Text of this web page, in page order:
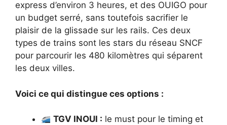
express d’environ 3 heures, et des OUIGO pour
un budget serré, sans toutefois sacrifier le
plaisir de la glissade sur les rails. Ces deux
types de trains sont les stars du réseau SNCF
pour parcourir les 480 kilomètres qui séparent
les deux villes.
Voici ce qui distingue ces options :
TGV INOUI : le must pour le timing et